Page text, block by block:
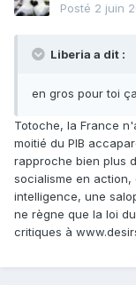
Posté 2 juin
Liberia a dit :
en gros pour toi
Totoche, la France
moitié du PIB
rapproche bien plus
socialisme en action,
intelligence, une
ne règne que la loi
critiques à